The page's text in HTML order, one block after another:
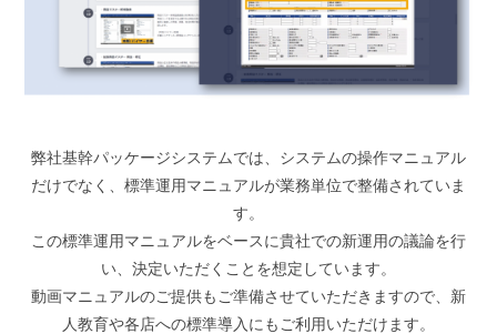
弊社基幹パッケージシステムでは、システムの操作マニュアル
だけでなく、標準運用マニュアルが業務単位で整備されていま
す。
この標準運用マニュアルをベースに貴社での新運用の議論を行
い、決定いただくことを想定しています。
動画マニュアルのご提供もご準備させていただきますので、新
人教育や各店への標準導入にもご利用いただけます。